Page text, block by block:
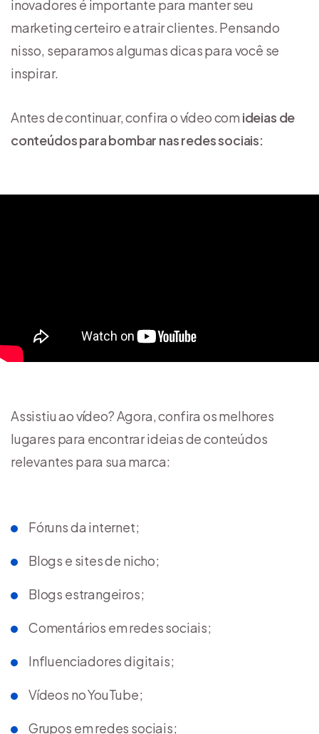
inovadores é importante para manter seu
marketing certeiro e atrair clientes. Pensando
nisso, separamos algumas dicas para você se
inspirar.
Antes de continuar, confira o vídeo com ideias de
conteúdos para bombar nas redes sociais:
Assistiu ao vídeo? Agora, confira os melhores
lugares para encontrar ideias de conteúdos
relevantes para sua marca:
Fóruns da internet;
Blogs e sites de nicho;
Blogs estrangeiros;
Comentários em redes sociais;
Influenciadores digitais;
Vídeos no YouTube;
Grupos em redes sociais;